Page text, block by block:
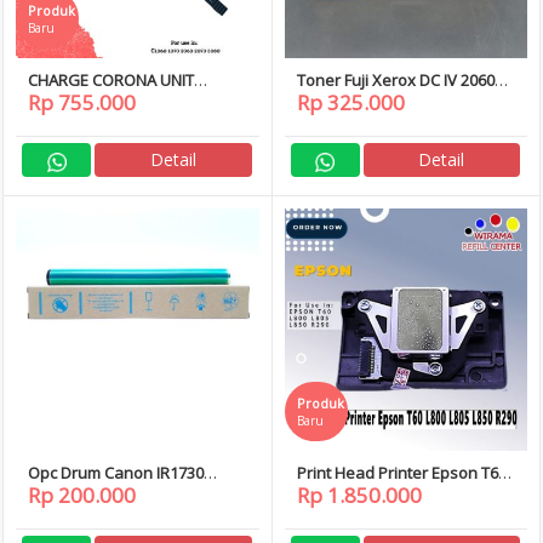
CHARGE CORONA UNIT
KONICA MINOLTA BIZHUB
C1060 1070 2060 2070 3080
Produk
Baru
Rp 755.000
Detail
Toner Fuji Xerox DC IV 2060
3060 3065 CT201734
Rp 325.000
Detail
Opc Drum Canon IR1730
IR1740iF IR1740 IR1750 IR
image RUNNER 1730 1730iF
1740 1740iF
Rp 200.000
Print Head Printer Epson T60
L800 L805 L850 R290
Produk
Baru
Rp 1.850.000